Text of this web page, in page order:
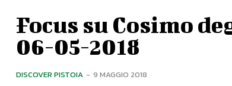
Focus su Cosimo
06-05-2018
DISCOVER PISTOIA - 9 MAGGIO 2018